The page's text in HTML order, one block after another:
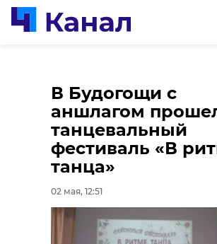
В Будогощи с
аншлагом
танцевальный
фестиваль «В
танца»
02 мая, 12:51
На озере в
Приозерском
спасатели
из воды тело
утонувшего
02 мая, 11:41
Видео
https://max.ru/c/-